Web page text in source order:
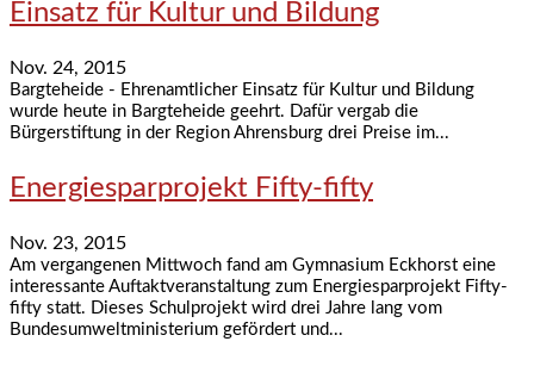
Einsatz für Kultur und Bildung
Nov. 24, 2015
Bargteheide - Ehrenamtlicher Einsatz für Kultur und Bildung
wurde heute in Bargteheide geehrt. Dafür vergab die
Bürgerstiftung in der Region Ahrensburg drei Preise im...
Energiesparprojekt Fifty-fifty
Nov. 23, 2015
Am vergangenen Mittwoch fand am Gymnasium Eckhorst eine
interessante Auftaktveranstaltung zum Energiesparprojekt Fifty-
fifty statt. Dieses Schulprojekt wird drei Jahre lang vom
Bundesumweltministerium gefördert und...